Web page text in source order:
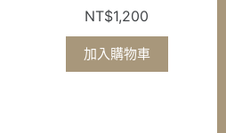
NT$1,200
加入購物車